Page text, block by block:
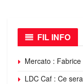
FIL INFO
Mercato :
LDC Caf : Ce